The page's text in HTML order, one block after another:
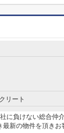
リート
に負けない総合仲
新の物件を頂きお